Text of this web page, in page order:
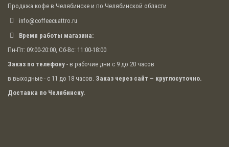
Продажа кофе в Челябинске и по Челябинской области
info@coffeecuattro.ru
Время работы магазина:
Пн-Пт: 09:00-20:00, Сб-Вс: 11:00-18:00
Заказ по телефону - в рабочие дни с 9 до 20 часов
в выходные - с 11 до 18 часов. Заказ через сайт – круглосуточно.
Доставка по Челябинску.